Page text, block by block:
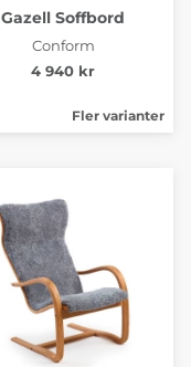
Gazell Soffbord
Conform
4 940 kr
Fler varianter